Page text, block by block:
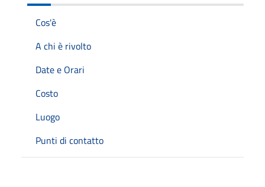
Cos'è
A chi è rivolto
Date e Orari
Costo
Luogo
Punti di contatto